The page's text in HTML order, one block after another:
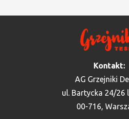
Kontakt:
AG Grzejniki
ul. Bartycka 24/26
00-716,